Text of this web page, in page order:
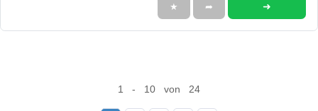
★ ➦ ➜
1 - 10 von 24